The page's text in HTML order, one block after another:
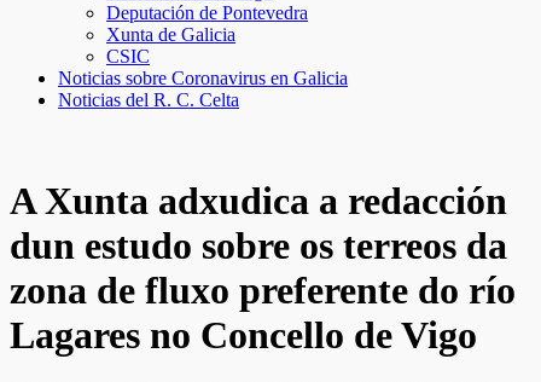
Deputación de Pontevedra
Xunta de Galicia
CSIC
Noticias sobre Coronavirus en Galicia
Noticias del R. C. Celta
A Xunta adxudica a redacción
dun estudo sobre os terreos da
zona de fluxo preferente do río
Lagares no Concello de Vigo